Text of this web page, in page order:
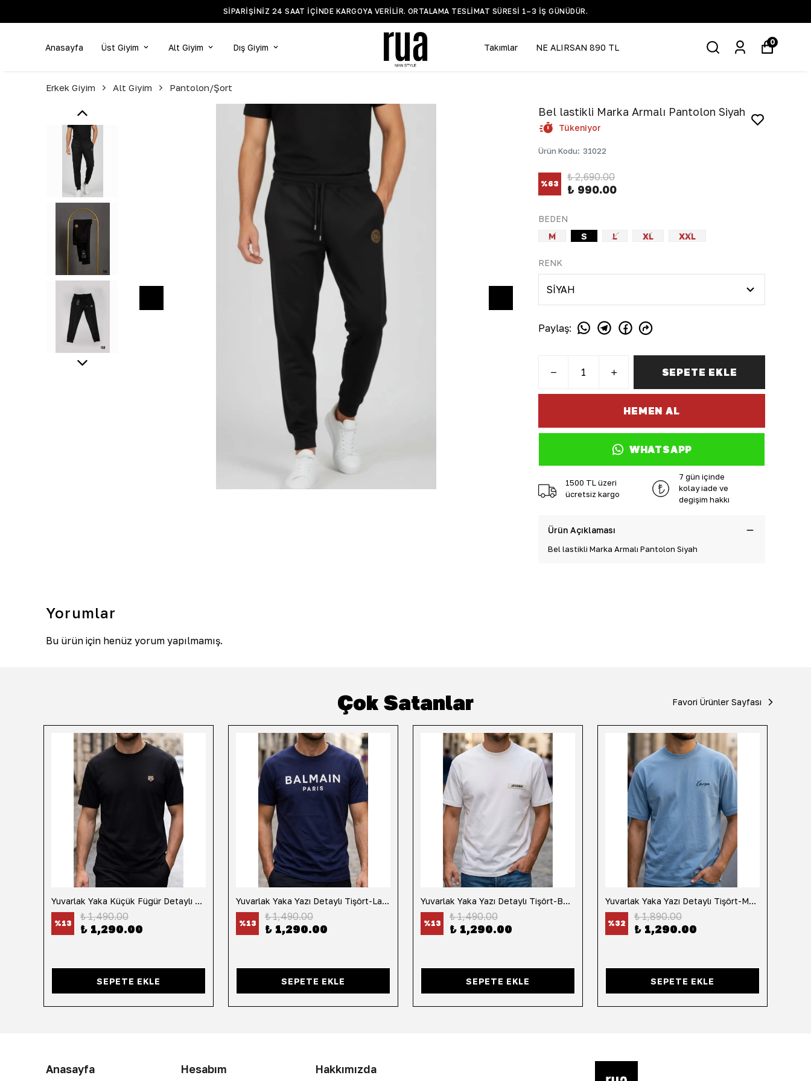
SIPARIŞINIZ 24 SAAT IÇINDE KARGOYA VERILIR. ORTALAMA TESLIMAT SÜRESI 1–3 IŞ GÜNÜDÜR.
Anasayfa Üst Giyim Alt Giyim Dış Giyim Takımlar NE ALIRSAN 890 TL
0
Erkek Giyim Alt Giyim Pantolon/Şort
Bel lastikli Marka Armalı Pantolon Siyah
Tükeniyor
Ürün Kodu: 31022
%63
₺ 2,690.00
₺ 990.00
BEDEN
M
S L XL XXL
RENK
Paylaş:
SEPETE EKLE
HEMEN AL
WHATSAPP
1500 TL üzeri
ücretsiz kargo
7 gün içinde
kolay iade ve
değişim hakkı
Ürün Açıklaması
Bel lastikli Marka Armalı Pantolon Siyah
Yorumlar
Bu ürün için henüz yorum yapılmamış.
Çok Satanlar Favori Ürünler Sayfası
Yuvarlak Yaka Küçük Fügür Detaylı Tişört-Siyah
%13
₺ 1,490.00
₺ 1,290.00
SEPETE EKLE
Yuvarlak Yaka Yazı Detaylı Tişört-Lacivert
%13
₺ 1,490.00
₺ 1,290.00
SEPETE EKLE
Yuvarlak Yaka Yazı Detaylı Tişört-Beyaz
%13
₺ 1,490.00
₺ 1,290.00
SEPETE EKLE
Yuvarlak Yaka Yazı Detaylı Tişört-Mavi
%32
₺ 1,890.00
₺ 1,290.00
SEPETE EKLE
Anasayfa Hesabım Hakkımızda